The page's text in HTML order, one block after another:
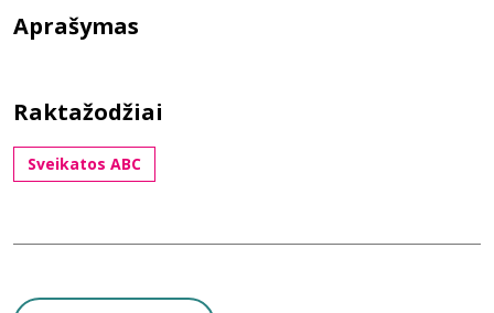
Aprašymas
Raktažodžiai
Sveikatos ABC